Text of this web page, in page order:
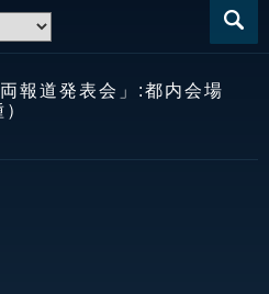
報道発表会」:都内会場